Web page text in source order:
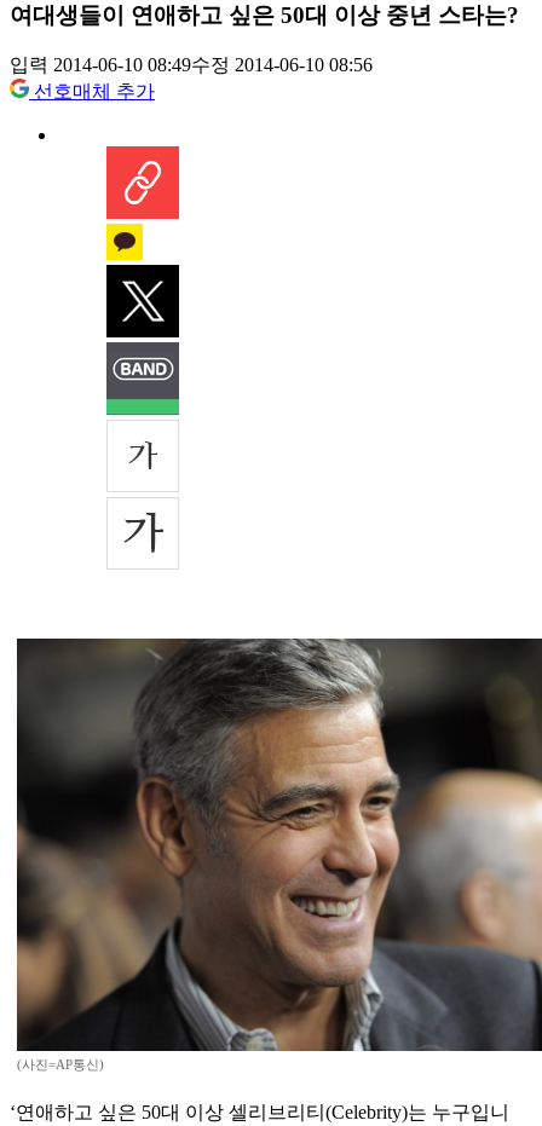
여대생들이 연애하고 싶은 50대 이상 중년 스타는?
입력 2014-06-10 08:49수정 2014-06-10 08:56
선호매체 추가
(사진=AP통신)
‘연애하고 싶은 50대 이상 셀리브리티(Celebrity)는 누구입니